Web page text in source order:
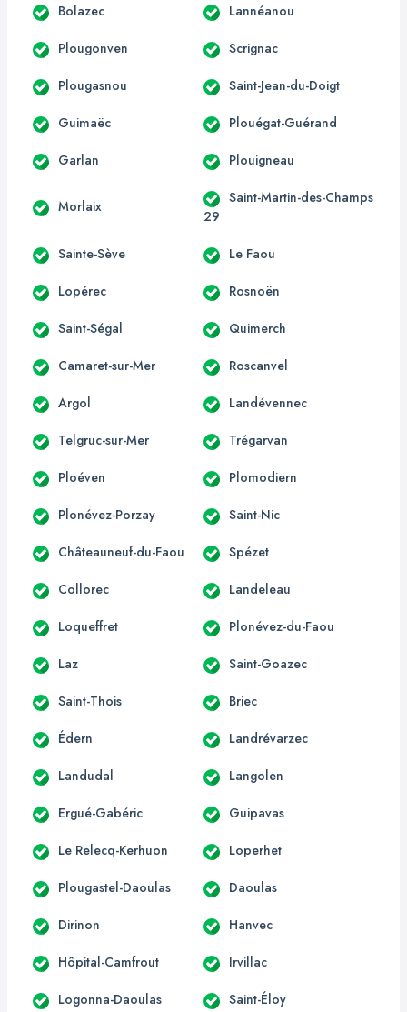
Bolazec Lannéanou
Plougonven Scrignac
Plougasnou Saint-Jean-du-Doigt
Guimaëc Plouégat-Guérand
Garlan Plouigneau
Morlaix
Saint-Martin-des-Champs
29
Sainte-Sève Le Faou
Lopérec Rosnoën
Saint-Ségal Quimerch
Camaret-sur-Mer Roscanvel
Argol Landévennec
Telgruc-sur-Mer Trégarvan
Ploéven Plomodiern
Plonévez-Porzay Saint-Nic
Châteauneuf-du-Faou Spézet
Collorec Landeleau
Loqueffret Plonévez-du-Faou
Laz Saint-Goazec
Saint-Thois Briec
Édern Landrévarzec
Landudal Langolen
Ergué-Gabéric Guipavas
Le Relecq-Kerhuon Loperhet
Plougastel-Daoulas Daoulas
Dirinon Hanvec
Hôpital-Camfrout Irvillac
Logonna-Daoulas Saint-Éloy